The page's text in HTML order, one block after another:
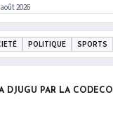
2026
POLITIQUE SPORTS
DJUGU PAR LA CODECO